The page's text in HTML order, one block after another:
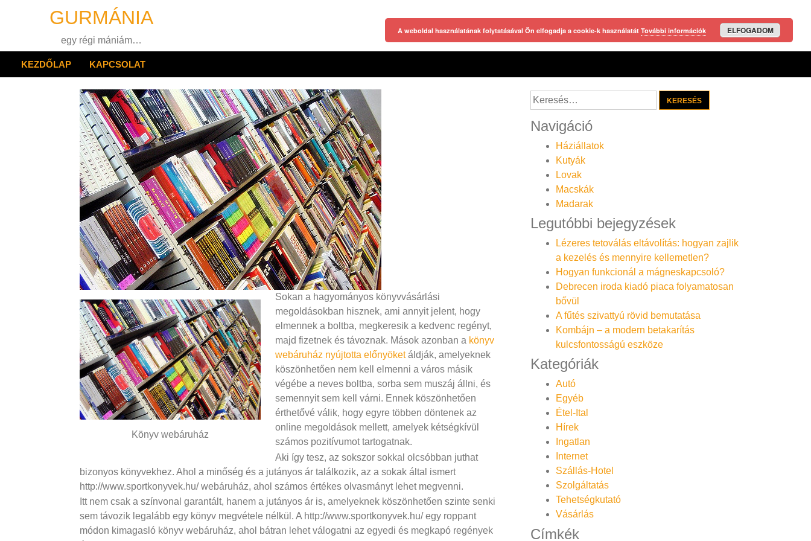
GURMÁNIA
egy régi mániám…
KEZDŐLAP KAPCSOLAT
Könyv webáruház
Sokan a hagyományos könyvvásárlási
megoldásokban hisznek, ami annyit jelent, hogy
elmennek a boltba, megkeresik a kedvenc regényt,
majd fizetnek és távoznak. Mások azonban a könyv
webáruház nyújtotta előnyöketáldják, amelyeknek
köszönhetően nem kell elmenni a város másik
végébe a neves boltba, sorba sem muszáj állni, és
semennyit sem kell várni. Ennek köszönhetően
érthetővé válik, hogy egyre többen döntenek az
online megoldások mellett, amelyek kétségkívül
számos pozitívumot tartogatnak.
Aki így tesz, az sokszor sokkal olcsóbban juthat
bizonyos könyvekhez. Ahol a minőség és a jutányos ár találkozik, az a sokak által ismert
http://www.sportkonyvek.hu/ webáruház, ahol számos értékes olvasmányt lehet megvenni.
Itt nem csak a színvonal garantált, hanem a jutányos ár is, amelyeknek köszönhetően szinte senki
sem távozik legalább egy könyv megvétele nélkül. A http://www.sportkonyvek.hu/ egy roppant
módon kimagasló könyv webáruház, ahol bátran lehet válogatni az egyedi és megkapó regények
Keresés:
Navigáció
Háziállatok
Kutyák
Lovak
Macskák
Madarak
Legutóbbi bejegyzések
Lézeres tetoválás eltávolítás: hogyan zajlik
a kezelés és mennyire kellemetlen?
Hogyan funkcionál a mágneskapcsoló?
Debrecen iroda kiadó piaca folyamatosan
bővül
A fűtés szivattyú rövid bemutatása
Kombájn – a modern betakarítás
kulcsfontosságú eszköze
Kategóriák
Autó
Egyéb
Étel-Ital
Hírek
Ingatlan
Internet
Szállás-Hotel
Szolgáltatás
Tehetségkutató
Vásárlás
Címkék
A weboldal használatának folytatásával Ön elfogadja a cookie-k használatát További információk ELFOGADOM